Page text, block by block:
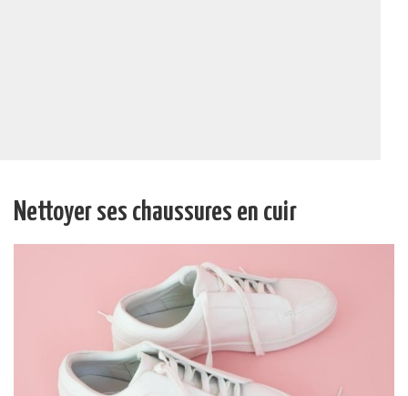
Nettoyer ses chaussures en cuir